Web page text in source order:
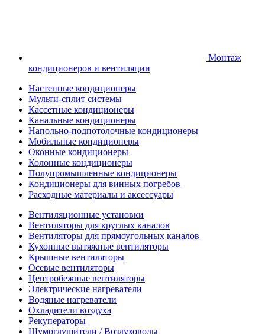
Монтаж
кондиционеров и вентиляции
Настенные кондиционеры
Мульти-сплит системы
Кассетные кондиционеры
Канальные кондиционеры
Напольно-подпотолочные кондиционеры
Мобильные кондиционеры
Оконные кондиционеры
Колонные кондиционеры
Полупромышленные кондиционеры
Кондиционеры для винных погребов
Расходные материалы и аксессуары
Вентиляционные установки
Вентиляторы для круглых каналов
Вентиляторы для прямоугольных каналов
Кухонные вытяжные вентиляторы
Крышные вентиляторы
Осевые вентиляторы
Центробежные вентиляторы
Электрические нагреватели
Водяные нагреватели
Охладители воздуха
Рекуператоры
Шумоглушители / Воздуховоды